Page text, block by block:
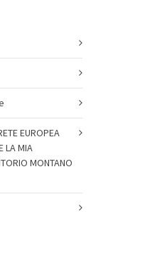
EUROPEA
LA MIA
MONTANO